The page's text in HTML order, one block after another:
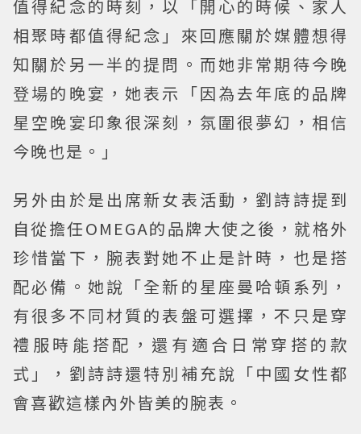
值得紀念的時刻，以「開心的時候、家人
相聚時都值得紀念」來回應關於媒體想得
知關於另一半的提問。而她非常期待今晚
登場的晚宴，她表示「因為去年底的品牌
星空晚宴印象很深刻，氛圍很夢幻，相信
今晚也是。」
另外由於是出席新女表活動，劉詩詩提到
自從擔任OMEGA的品牌大使之後，就格外
珍惜當下，腕表對她不止是計時，也是搭
配必備。她說「全新的星座曼哈頓系列，
有很多不同材質的表盤可選擇，不只是穿
禮服時能搭配，還有適合日常穿搭的款
式」，劉詩詩還特別補充說「中國女性都
會喜歡這樣內外皆美的腕表。